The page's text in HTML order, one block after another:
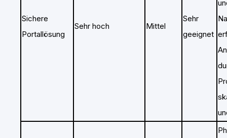
Sichere
Portallösung
Sehr hoch Mittel
Sehr
geeignet